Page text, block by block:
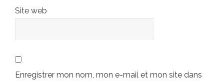
Site web
Enregistrer mon nom, mon e-mail et mon site dans